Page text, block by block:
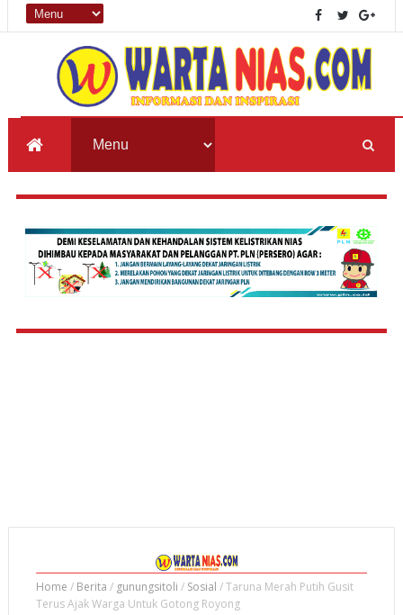
Home / Berita / gunungsitoli / Sosial /Taruna Merah Putih Gusit
Terus Ajak Warga Untuk Gotong Royong